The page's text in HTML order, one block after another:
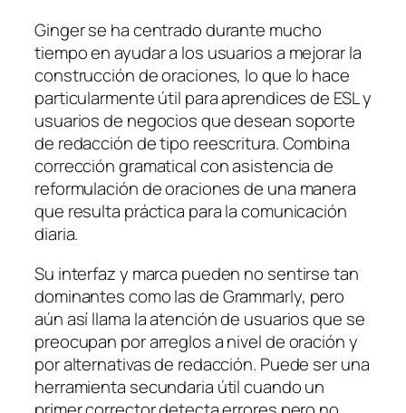
Ginger se ha centrado durante mucho
tiempo en ayudar a los usuarios a mejorar la
construcción de oraciones, lo que lo hace
particularmente útil para aprendices de ESL y
usuarios de negocios que desean soporte
de redacción de tipo reescritura. Combina
corrección gramatical con asistencia de
reformulación de oraciones de una manera
que resulta práctica para la comunicación
diaria.
Su interfaz y marca pueden no sentirse tan
dominantes como las de Grammarly, pero
aún así llama la atención de usuarios que se
preocupan por arreglos a nivel de oración y
por alternativas de redacción. Puede ser una
herramienta secundaria útil cuando un